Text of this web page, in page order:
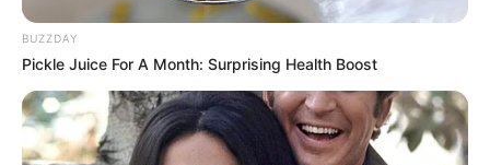
BUZZDAY
Pickle Juice For A Month: Surprising Health Boost